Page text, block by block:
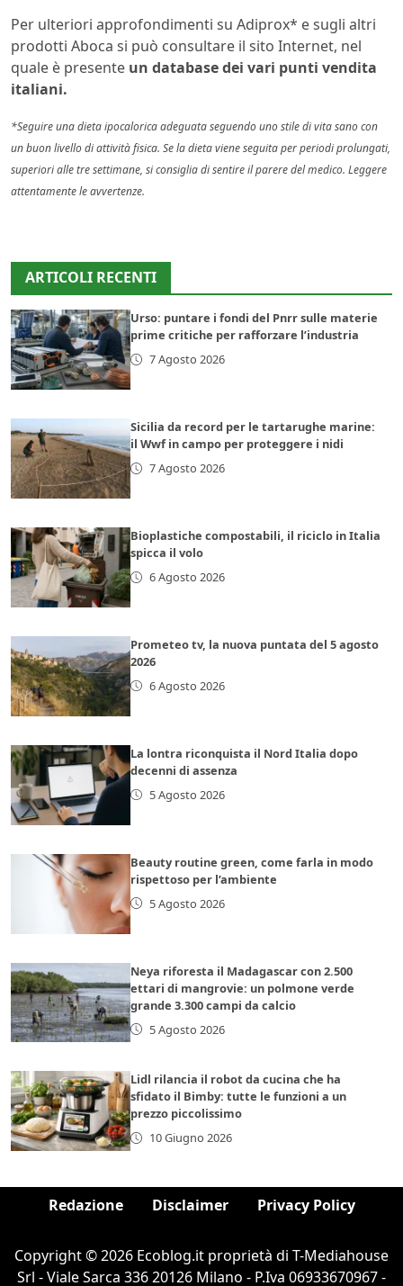
Per ulteriori approfondimenti su Adiprox* e sugli altri
prodotti Aboca si può consultare il sito Internet, nel
quale è presente un database dei vari punti vendita
italiani.
*Seguire una dieta ipocalorica adeguata seguendo uno stile di vita sano con
un buon livello di attività fisica. Se la dieta viene seguita per periodi prolungati,
superiori alle tre settimane, si consiglia di sentire il parere del medico. Leggere
attentamente le avvertenze.
ARTICOLI RECENTI
Urso: puntare i fondi del Pnrr sulle materie
prime critiche per rafforzare l’industria
7 Agosto 2026
Sicilia da record per le tartarughe marine:
il Wwf in campo per proteggere i nidi
7 Agosto 2026
Bioplastiche compostabili, il riciclo in Italia
spicca il volo
6 Agosto 2026
Prometeo tv, la nuova puntata del 5 agosto
2026
6 Agosto 2026
La lontra riconquista il Nord Italia dopo
decenni di assenza
5 Agosto 2026
Beauty routine green, come farla in modo
rispettoso per l’ambiente
5 Agosto 2026
Neya riforesta il Madagascar con 2.500
ettari di mangrovie: un polmone verde
grande 3.300 campi da calcio
5 Agosto 2026
Lidl rilancia il robot da cucina che ha
sfidato il Bimby: tutte le funzioni a un
prezzo piccolissimo
10 Giugno 2026
Redazione Disclaimer Privacy Policy
Copyright © 2026 Ecoblog.it proprietà di T-Mediahouse
Srl - Viale Sarca 336 20126 Milano - P.Iva 06933670967 -